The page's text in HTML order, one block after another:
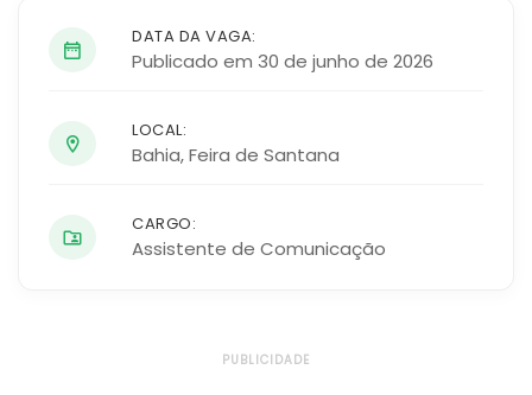
DATA DA VAGA:
Publicado em 30 de junho de 2026
LOCAL:
Bahia,Feira de Santana
CARGO:
Assistente de Comunicação
PUBLICIDADE